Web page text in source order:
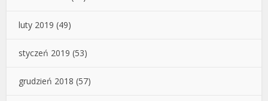
luty 2019 (49)
styczeń 2019 (53)
grudzień 2018 (57)